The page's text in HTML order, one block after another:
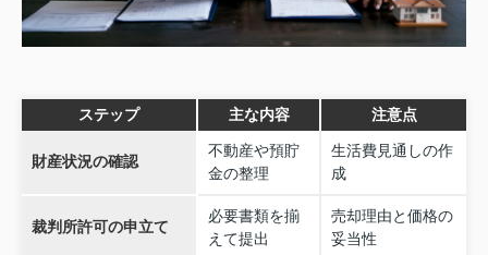
ステップ 主な内容 注意点
財産状況の確認
不動産や預貯
金の整理
生活費見通しの作
成
裁判所許可の申立て
必要書類を揃
えて提出
売却理由と価格の
妥当性